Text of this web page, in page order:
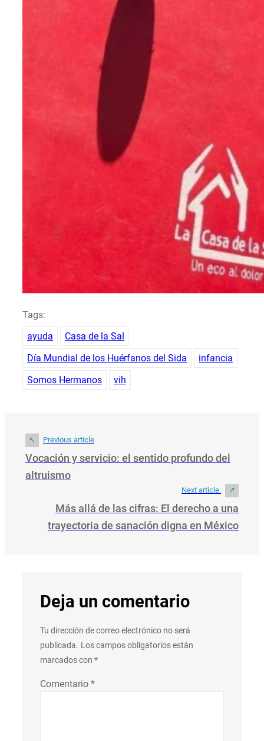
Tags:
ayuda
Casa de la Sal
Día Mundial de los Huérfanos del Sida
infancia
Somos Hermanos
vih
Previous article
Vocación y servicio: el sentido profundo del
altruismo
Next article
Más allá de las cifras: El derecho a una
trayectoria de sanación digna en México
Deja un comentario
Tu dirección de correo electrónico no será
publicada. Los campos obligatorios están
marcados con *
Comentario *